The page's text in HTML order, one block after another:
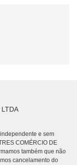
e sem
COMÉRCIO DE
também que não
cancelamento do